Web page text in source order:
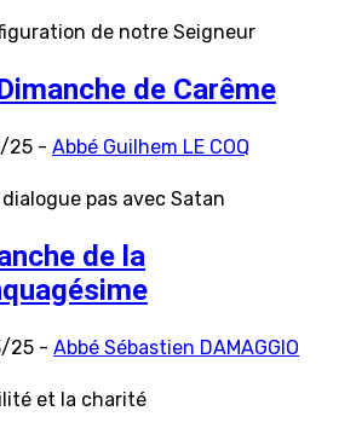
de notre Seigneur
de Carême
25 - Abbé Guilhem LE COQ
dialogue pas avec Satan
de la
25 - Abbé Sébastien DAMAGGIO
et la charité